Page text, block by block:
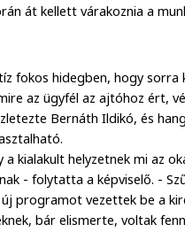
át kellett várakoznia a
fokos hidegben, hogy sorra
az ügyfél az ajtóhoz ért,
Bernáth Ildikó, és
kialakult helyzetnek mi az
- folytatta a képviselő. -
programot vezettek be a
bár elismerte, voltak